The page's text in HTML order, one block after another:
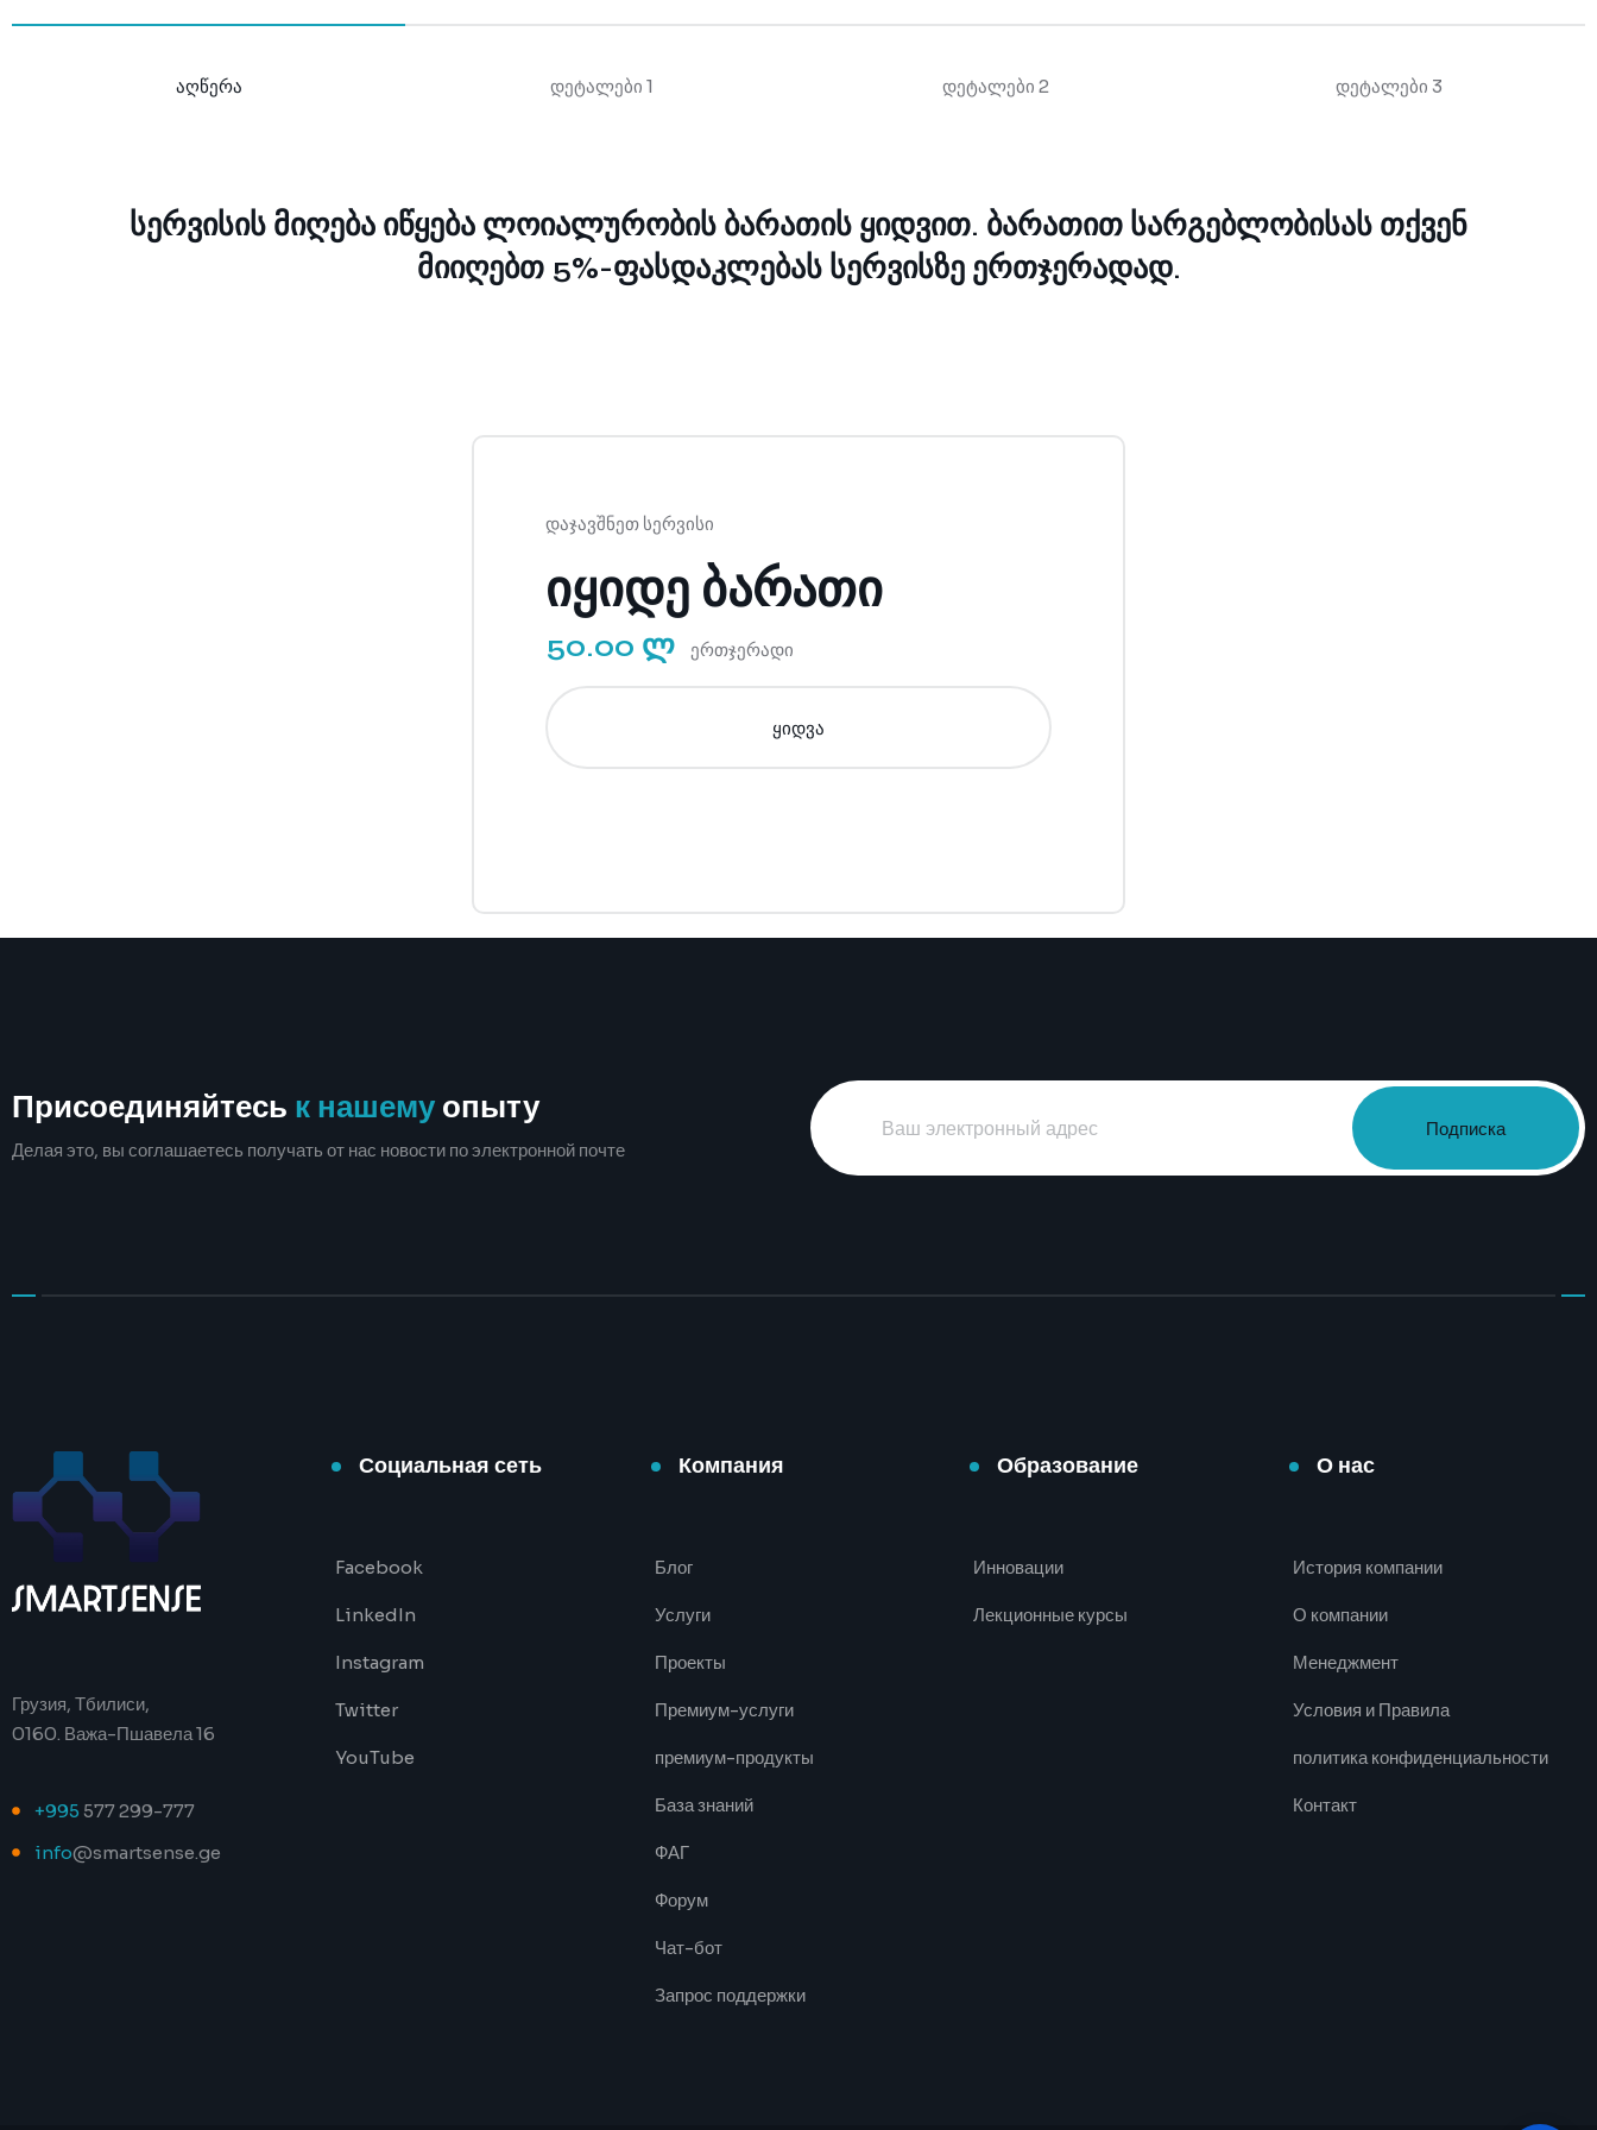
ჰკითხეთ ექსპერტებს
აღწერა დეტალები 1 დეტალები 2 დეტალები 3
სერვისის მიღება იწყება ლოიალურობის ბარათის ყიდვით. ბარათით სარგებლობისას თქვენ
მიიღებთ 5%-ფასდაკლებას სერვისზე ერთჯერადად.
დაჯავშნეთ სერვისი
იყიდე ბარათი
50.00 ლ ერთჯერადი
ყიდვა
Присоединяйтесь к нашему опыту
Делая это, вы соглашаетесь получать от нас новости по электронной почте
Подписка
Грузия, Тбилиси,
0160. Важа-Пшавела 16
+995 577 299-777
info@smartsense.ge
Социальная сеть
Facebook
LinkedIn
Instagram
Twitter
YouTube
Компания
Блог
Услуги
Проекты
Премиум-услуги
премиум-продукты
База знаний
ФАГ
Форум
Чат-бот
Запрос поддержки
Образование
Инновации
Лекционные курсы
О нас
История компании
О компании
Менеджмент
Условия и Правила
политика конфиденциальности
Контакт